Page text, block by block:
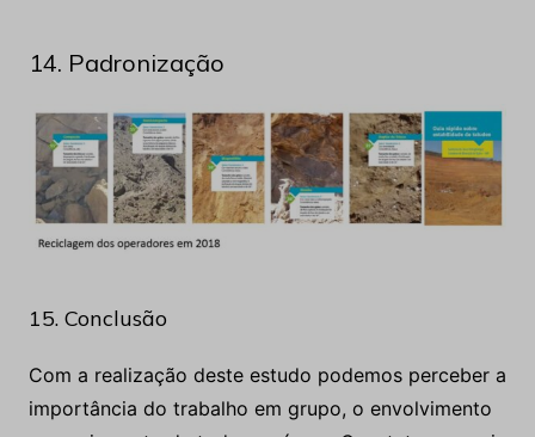
15. Conclusão
Com a realização deste estudo podemos perceber a
e engajamento de todas as áreas. Constata-se aqui
geotécnicos mais arrojados e ainda assim garantir a
segurança, estabilidade e performance das